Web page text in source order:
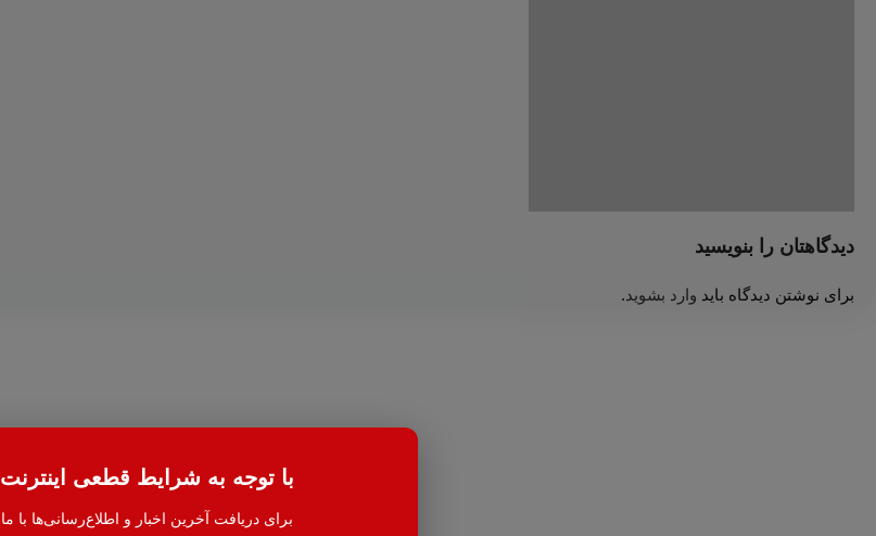
با توجه به شرایط قطعی اینترنت
برای دریافت آخرین اخبار و اطلاع‌رسانی‌ها با ما
دیدگاهتان را بنویسید
برای نوشتن دیدگاه باید وارد بشوید .